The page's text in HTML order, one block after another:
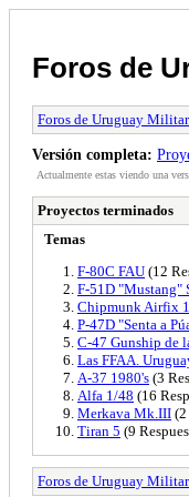
Foros de
Foros de Uruguay
Versión completa:
Actualmente estas viendo una
Proyectos terminados
Temas
F-80C FAU (12
F-51D "Mustang"
Chipmunk Airfix
P-47D "Senta a
C-47 Gunship de
Las FFAA.
A-37 1980's (3
Alfa 1/48 (16
Merkava Mk.III (2
Tiran 5 (9
Foros de Uruguay